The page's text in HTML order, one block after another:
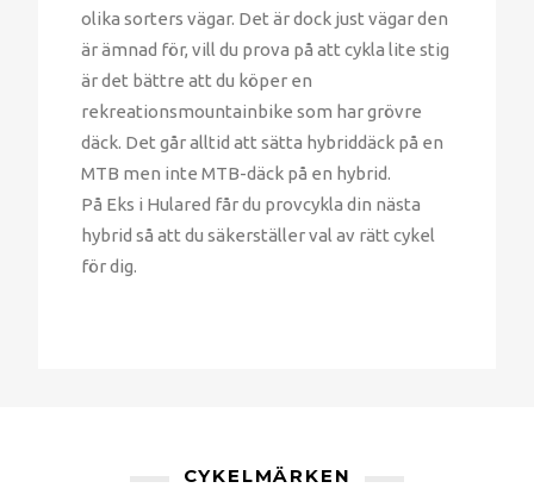
olika sorters vägar. Det är dock just vägar den
är ämnad för, vill du prova på att cykla lite stig
är det bättre att du köper en
rekreationsmountainbike som har grövre
däck. Det går alltid att sätta hybriddäck på en
MTB men inte MTB-däck på en hybrid.
På Eks i Hulared får du provcykla din nästa
hybrid så att du säkerställer val av rätt cykel
för dig.
CYKELMÄRKEN